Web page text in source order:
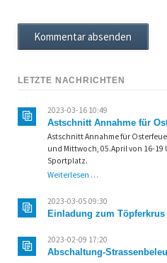
Kommentar absenden
LETZTE NACHRICHTEN
2023-03-16 10:49
Astschnitt Annahme für
Astschnitt Annahme für
und Mittwoch, 05.April von 16-19
Sportplatz.
Weiterlesen …Astschnitt
für
Osterfeuer
2023-03-05 09:30
Einladung zum Töpferkrus
2023-02-09 17:20
Abschaltung-